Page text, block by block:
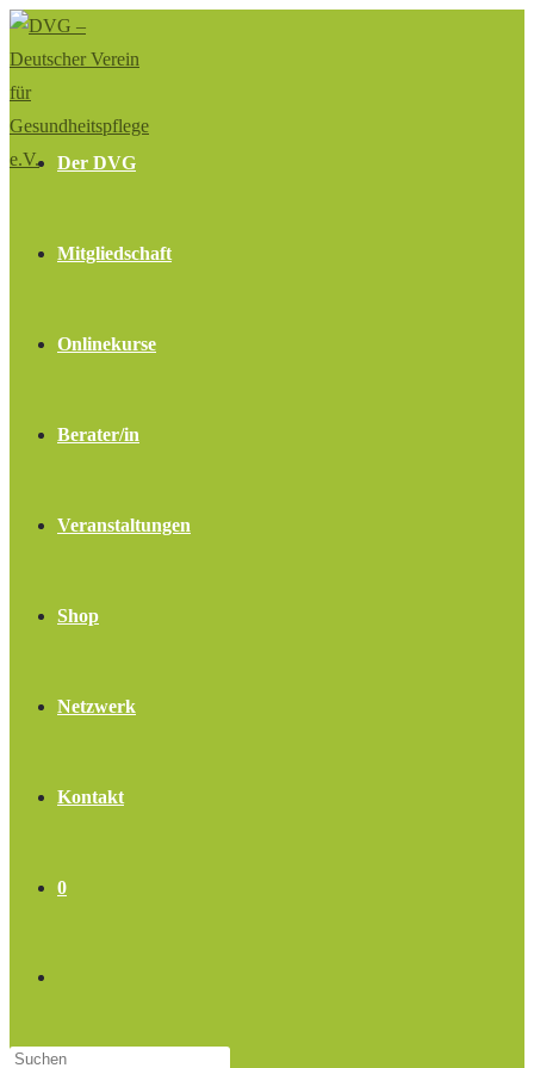
Zum
Inhalt
springen
Der DVG
Mitgliedschaft
Onlinekurse
Berater/in
Veranstaltungen
Shop
Netzwerk
Kontakt
0